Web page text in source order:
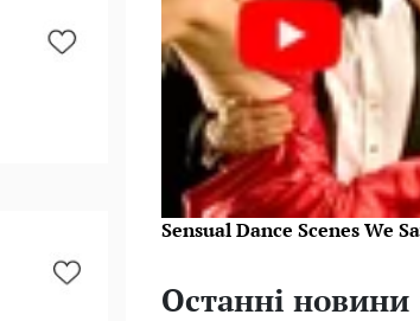
Sensual Dance Scenes We
Останні новини